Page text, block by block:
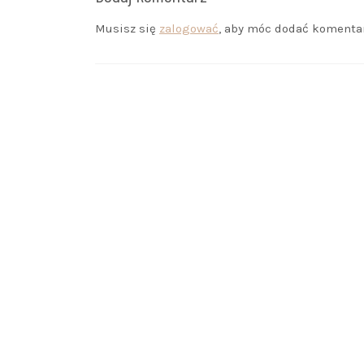
Musisz się zalogować , aby móc dodać